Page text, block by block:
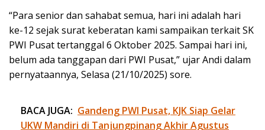
“Para senior dan sahabat semua, hari ini adalah hari
ke-12 sejak surat keberatan kami sampaikan terkait SK
PWI Pusat tertanggal 6 Oktober 2025. Sampai hari ini,
belum ada tanggapan dari PWI Pusat,” ujar Andi dalam
pernyataannya, Selasa (21/10/2025) sore.
BACA JUGA: Gandeng PWI Pusat, KJK Siap Gelar
UKW Mandiri di Tanjungpinang Akhir Agustus